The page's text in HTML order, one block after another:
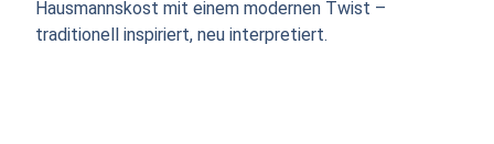
Hausmannskost mit einem modernen Twist –
traditionell inspiriert, neu interpretiert.